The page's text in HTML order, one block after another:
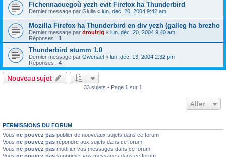
Fichennaouegoù yezh evit Firefox ha Thunderbird
Dernier message par Giulia « lun. déc. 20, 2004 9:42 am
Mozilla Firefox ha Thunderbird en div yezh (galleg ha brezho
Dernier message par drouizig « lun. déc. 20, 2004 9:40 am
Réponses : 1
Thunderbird stumm 1.0
Dernier message par Gwenael « lun. déc. 13, 2004 2:32 pm
Réponses : 4
Nouveau sujet
33 sujets • Page 1 sur 1
Aller
PERMISSIONS DU FORUM
Vous ne pouvez pas publier de nouveaux sujets dans ce forum
Vous ne pouvez pas répondre aux sujets dans ce forum
Vous ne pouvez pas modifier vos messages dans ce forum